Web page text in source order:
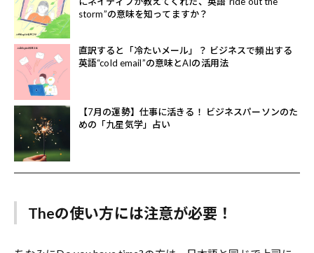
storm”の意味を知ってますか？
直訳すると「冷たいメール」？ ビジネスで頻出する
英語“cold email”の意味とAIの活用法
【7月の運勢】仕事に活きる！ ビジネスパーソンのた
めの「九星気学」占い
Theの使い方には注意が必要！